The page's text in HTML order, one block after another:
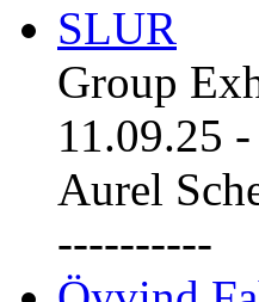
SLUR
Group
11.09.25 -
Aurel
----------